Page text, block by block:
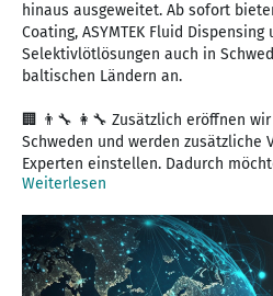
hinaus ausgeweitet. Ab sofort
Coating, ASYMTEK Fluid Dispensing
Selektivlötlösungen auch in
baltischen Ländern an.
🏢 👨‍🔧 👩‍🔧 Zusätzlich eröffnen
Schweden und werden zusätzliche
Experten einstellen. Dadurch
Weiterlesen